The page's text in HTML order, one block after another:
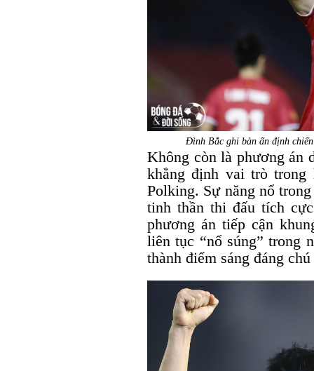
Đình Bắc ghi bàn ấn định
Không còn là phương án
khẳng định vai trò
Polking. Sự năng nổ
tinh thần thi đấu tích
phương án tiếp cận
liên tục “nổ súng” trong
thành điểm sáng đáng